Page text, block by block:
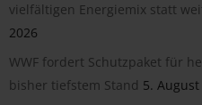
vielfältigen Energiemix statt
2026
WWF fordert Schutzpaket für
bisher tiefstem Stand 5. August